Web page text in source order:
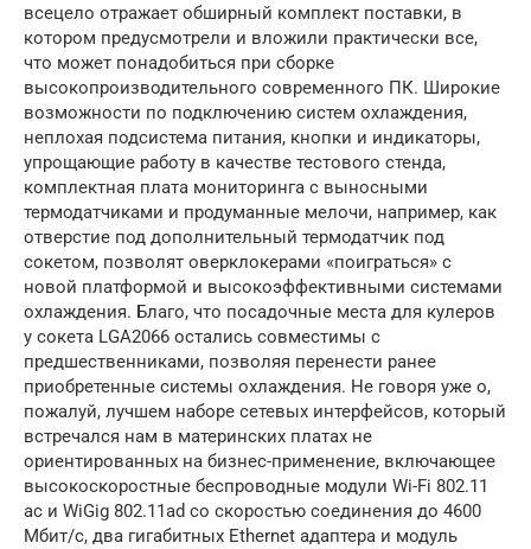
всецело отражает обширный комплект поставки, в
котором предусмотрели и вложили практически все,
что может понадобиться при сборке
высокопроизводительного современного ПК. Широкие
возможности по подключению систем охлаждения,
неплохая подсистема питания, кнопки и индикаторы,
упрощающие работу в качестве тестового стенда,
комплектная плата мониторинга с выносными
термодатчиками и продуманные мелочи, например, как
отверстие под дополнительный термодатчик под
сокетом, позволят оверклокерами «поиграться» с
новой платформой и высокоэффективными системами
охлаждения. Благо, что посадочные места для кулеров
у сокета LGA2066 остались совместимы с
предшественниками, позволяя перенести ранее
приобретенные системы охлаждения. Не говоря уже о,
пожалуй, лучшем наборе сетевых интерфейсов, который
встречался нам в материнских платах не
ориентированных на бизнес-применение, включающее
высокоскоростные беспроводные модули Wi-Fi 802.11
ac и WiGig 802.11ad со скоростью соединения до 4600
Мбит/с, два гигабитных Ethernet адаптера и модуль